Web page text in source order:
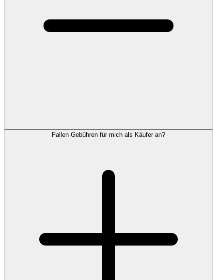
Fallen Gebühren für mich als Käufer an?